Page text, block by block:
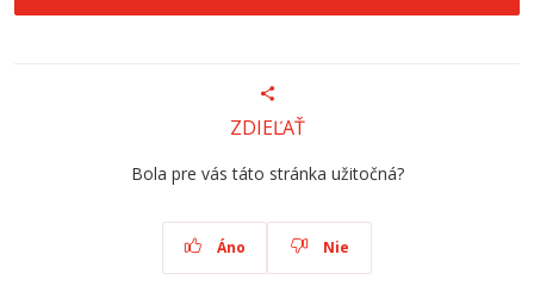
ZDIEĽAŤ
Bola pre vás táto stránka užitočná?
Áno Nie